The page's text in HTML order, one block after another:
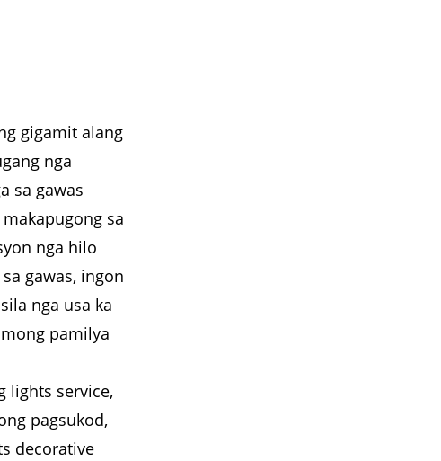
gigamit alang
nga
sa gawas
sa
nga hilo
gawas, ingon
nga usa ka
pamilya
lights service,
pagsukod,
decorative